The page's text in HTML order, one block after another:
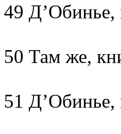
49 Д’Обинье,
50 Там же,
51 Д’Обинье,